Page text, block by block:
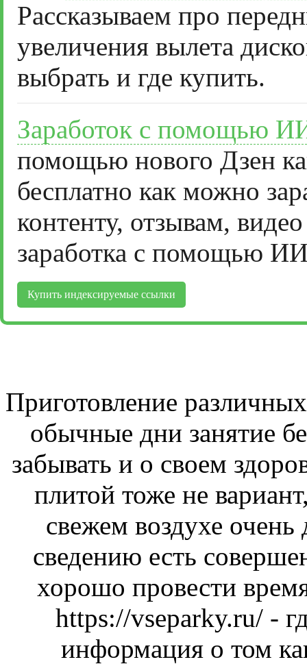
Рассказываем про
увеличения вылета
выбрать и где купить.
Заработок с помощью
помощью нового Дзен
бесплатно как можно
контенту, отзывам,
заработка с помощью
Купить индексируемые ссылки
Приготовление
обычные дни занятие
забывать и о своем
плитой тоже не
свежем воздухе
сведению есть
хорошо провести
https://vseparky.ru/ -
информация о том